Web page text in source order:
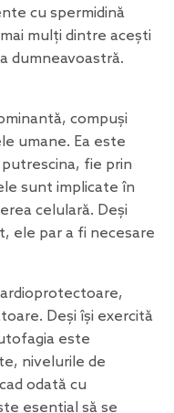
cu spermidină
mulți dintre acești
dumneavoastră.
compuși
umane. Ea este
fie prin
sunt implicate în
celulară. Deși
ele par a fi necesare
Deși își exercită
este
nivelurile de
odată cu
esențial să se